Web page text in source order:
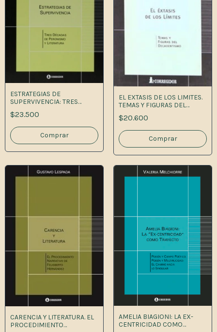
ESTRATEGIAS DE
SUPERVIVENCIA: TRES
DECADAS DE PERO 1A.ED
$23.500
EL EXTASIS DE LOS LIMITES.
TEMAS Y FIGURAS DEL
DECADENTISMO
$20.600
CARENCIA Y LITERATURA. EL
PROCEDIMIENTO
AMELIA BIAGIONI: LA EX-
CENTRICIDAD COMO